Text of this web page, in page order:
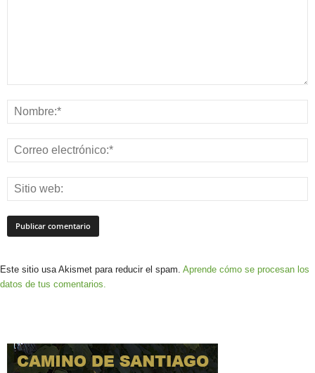
Este sitio usa Akismet para reducir el spam. Aprende cómo se procesan los
datos de tus comentarios.